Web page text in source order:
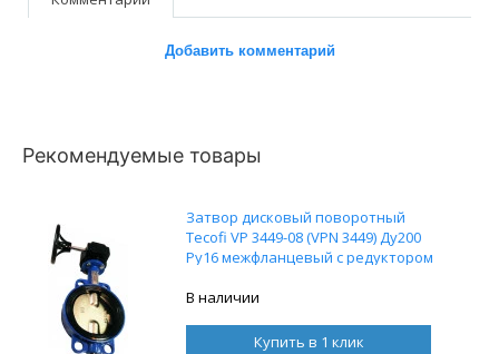
Добавить комментарий
Рекомендуемые товары
Затвор дисковый поворотный
Tecofi VP 3449-08 (VPN 3449) Ду200
Ру16 межфланцевый с редуктором
В наличии
Купить в 1 клик